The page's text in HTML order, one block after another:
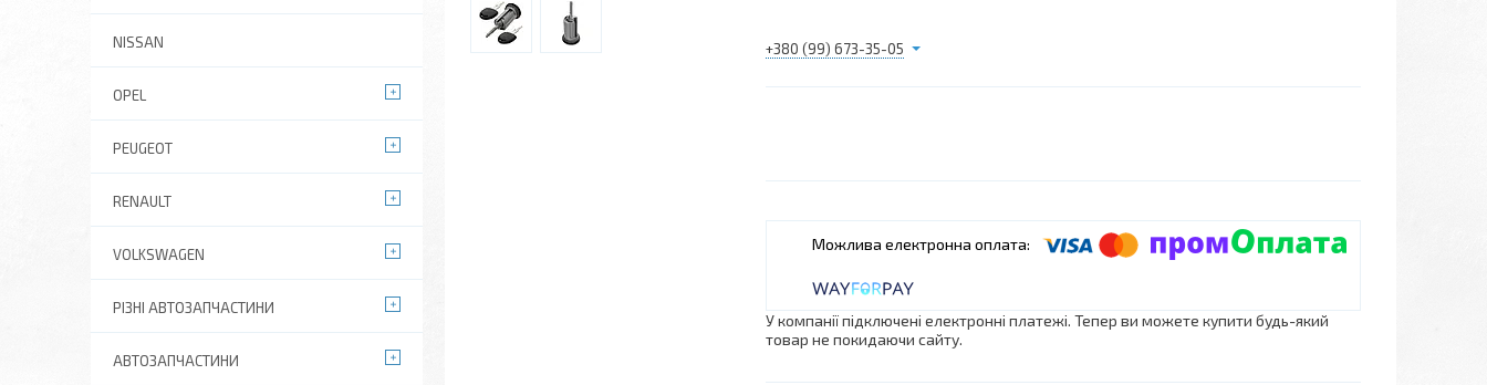
+380 (99) 673-35-05
У компанії підключені електронні платежі. Тепер ви можете купити будь-який
товар не покидаючи сайту.
NISSAN
OPEL
PEUGEOT
RENAULT
VOLKSWAGEN
РІЗНІ АВТОЗАПЧАСТИНИ
АВТОЗАПЧАСТИНИ